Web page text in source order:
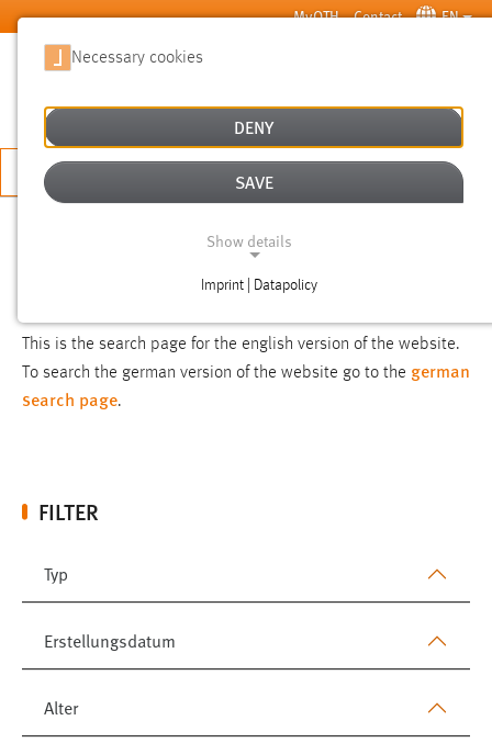
Skip to main content MyOTH Contact EN
APPLY NOW
This is the search page for the english version of the website.
To search the german version of the website go to the german
search page.
FILTER
Typ
Erstellungsdatum
Alter
Necessary cookies
DENY
SAVE
Show details
Imprint | Datapolicy